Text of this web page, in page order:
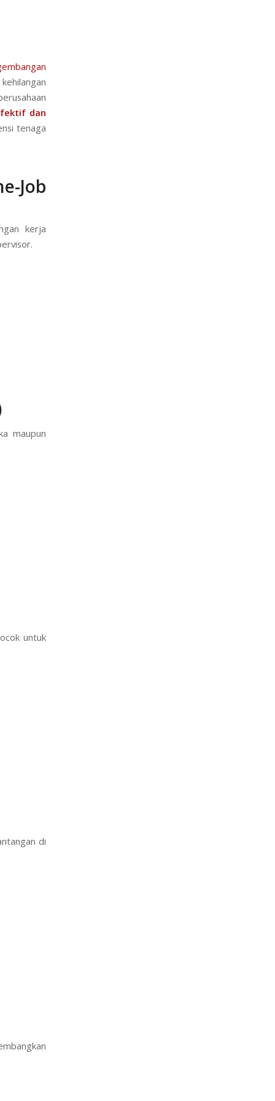
dan
tenaga
Job
kerja
maupun
untuk
di